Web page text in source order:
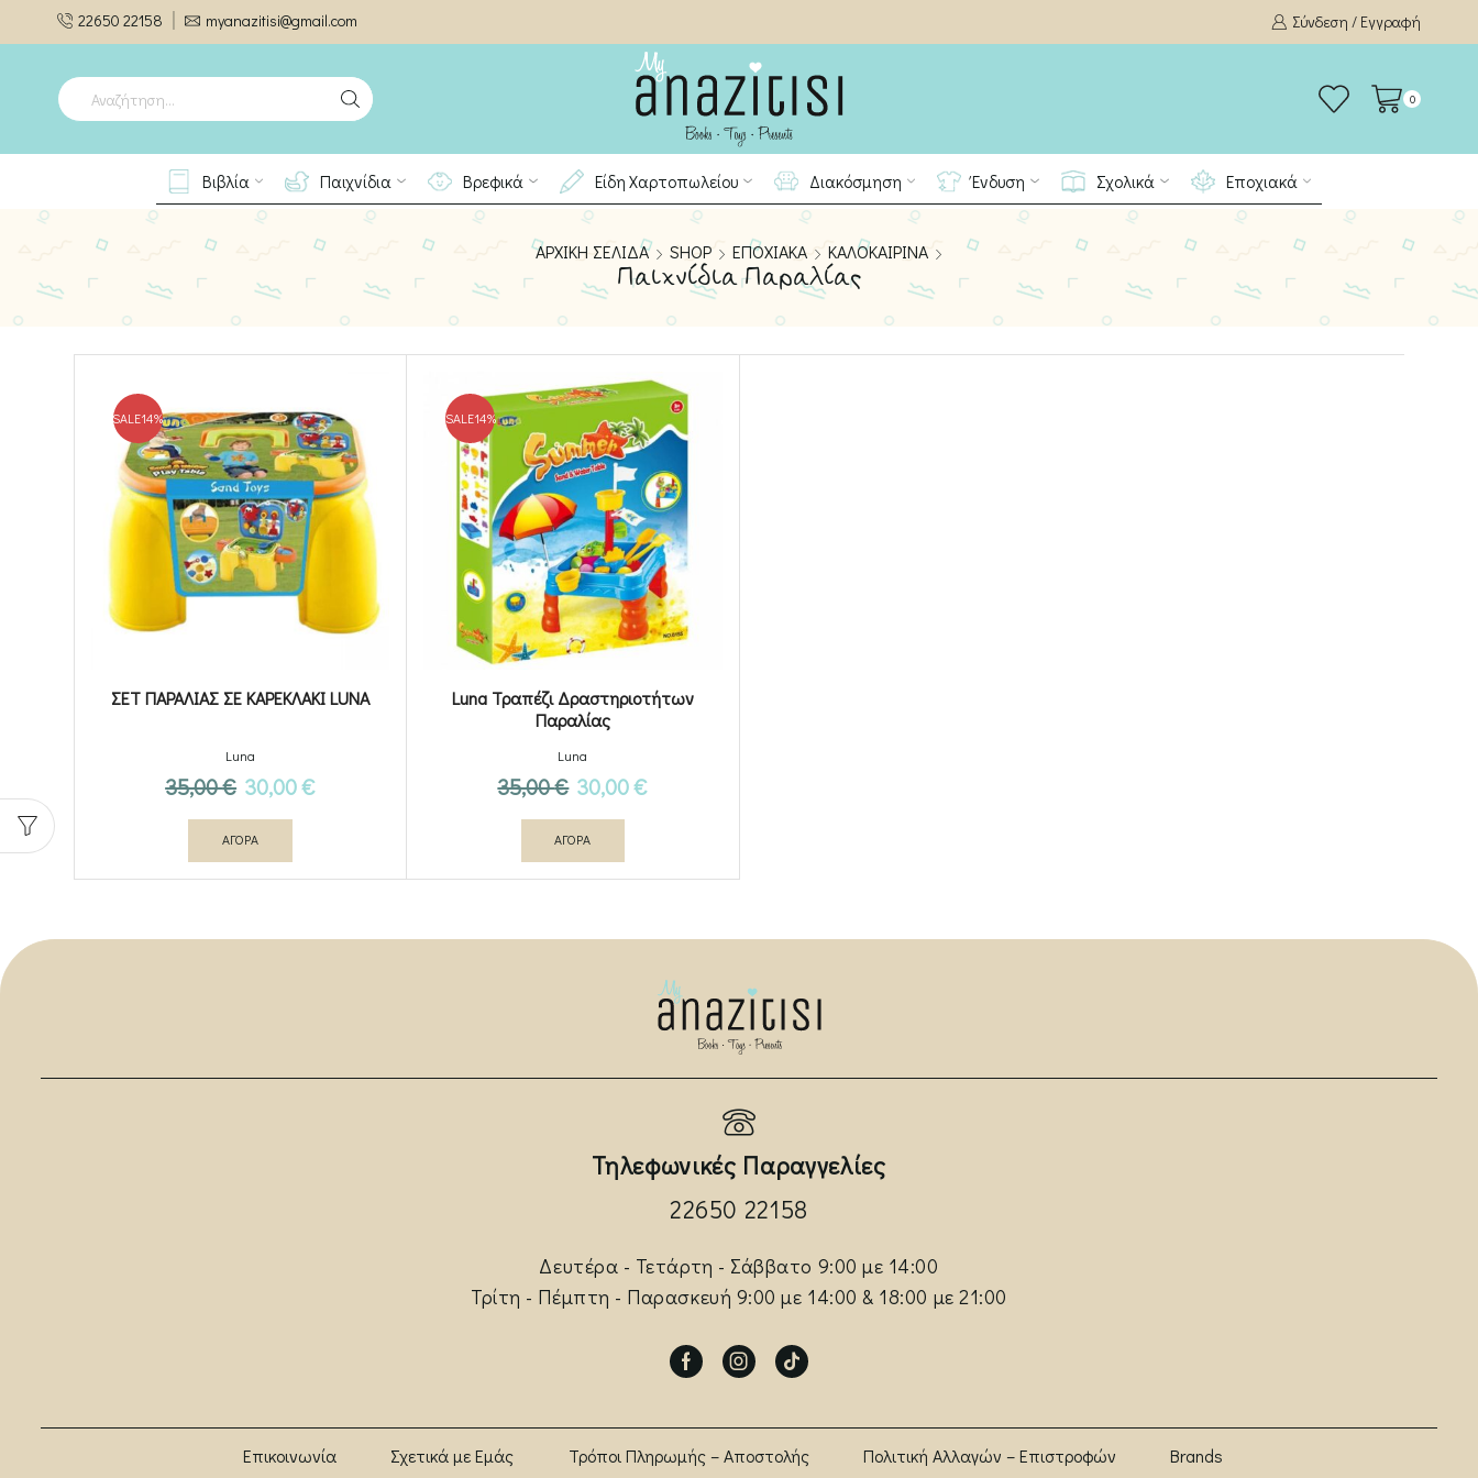
22650 22158 myanazitisi@gmail.com Σύνδεση / Εγγραφή
0
Βιβλία Παιχνίδια Βρεφικά Είδη Χαρτοπωλείου Διακόσμηση Ένδυση Σχολικά Εποχιακά
ΑΡΧΙΚΉ ΣΕΛΊΔΑ SHOP ΕΠΟΧΙΑΚΆ ΚΑΛΟΚΑΙΡΙΝΆ
Παιχνίδια Παραλίας
SALE14%
ΣΕΤ ΠΑΡΑΛΙΑΣ ΣΕ ΚΑΡΕΚΛΑΚΙ LUNA
Luna
35,00€ Original
price
was:
35,00 €.
30,00€Η
είναι:
ΑΓΟΡΑ
SALE14%
Luna Τραπέζι Δραστηριοτήτων
Παραλίας
Luna
35,00€ Original
price
was:
35,00 €.
30,00€Η
είναι:
ΑΓΟΡΑ
Τηλεφωνικές Παραγγελίες
22650 22158
Δευτέρα - Τετάρτη - Σάββατο 9:00 με 14:00
Τρίτη - Πέμπτη - Παρασκευή 9:00 με 14:00 & 18:00 με 21:00
FacebookInstagram
Tik-
Επικοινωνία Σχετικά με Εμάς Τρόποι Πληρωμής – Αποστολής Πολιτική Αλλαγών – Επιστροφών Brands